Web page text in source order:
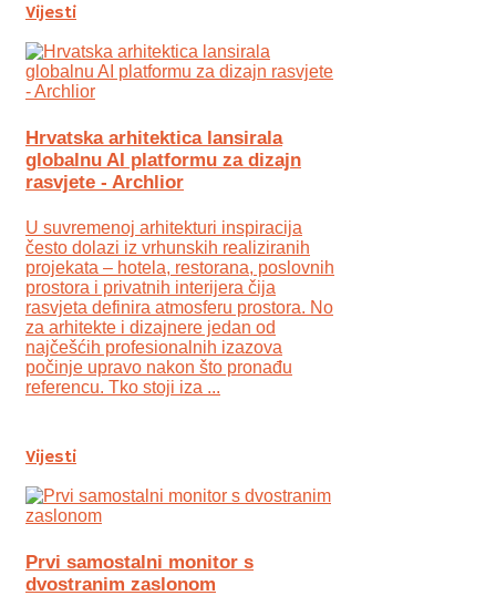
Vijesti
Hrvatska arhitektica lansirala
globalnu AI platformu za dizajn
rasvjete - Archlior
U suvremenoj arhitekturi inspiracija
često dolazi iz vrhunskih realiziranih
projekata – hotela, restorana, poslovnih
prostora i privatnih interijera čija
rasvjeta definira atmosferu prostora. No
za arhitekte i dizajnere jedan od
najčešćih profesionalnih izazova
počinje upravo nakon što pronađu
referencu. Tko stoji iza ...
Vijesti
Prvi samostalni monitor s
dvostranim zaslonom